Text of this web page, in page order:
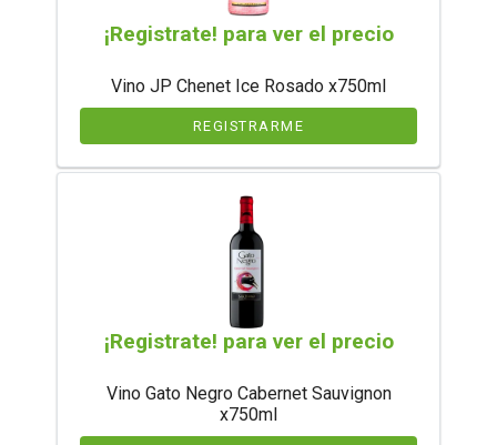
¡Registrate! para ver el precio
Vino JP Chenet Ice Rosado x750ml
REGISTRARME
¡Registrate! para ver el precio
Vino Gato Negro Cabernet Sauvignon
x750ml